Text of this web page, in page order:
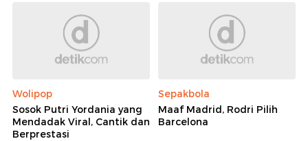
Wolipop
Sosok Putri Yordania yang
Mendadak Viral, Cantik dan
Berprestasi
Sepakbola
Maaf Madrid, Rodri Pilih
Barcelona